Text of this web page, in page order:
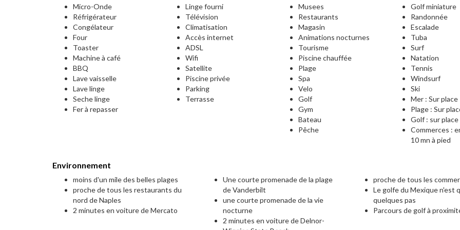
Micro-Onde
Réfrigérateur
Congélateur
Four
Toaster
Machine à café
BBQ
Lave vaisselle
Lave linge
Seche linge
Fer à repasser
Linge fourni
Télévision
Climatisation
Accès internet
ADSL
Wifi
Satellite
Piscine privée
Parking
Terrasse
Musees
Restaurants
Magasin
Animations nocturnes
Tourisme
Piscine chauffée
Plage
Spa
Velo
Golf
Gym
Bateau
Pêche
Golf miniature
Randonnée
Escalade
Tuba
Surf
Natation
Tennis
Windsurf
Ski
Mer : Sur place
Plage : Sur
Golf : sur place
Commerces :
10 mn à pied
Environnement
moins d'un mile des belles plages
proche de tous les restaurants du
nord de Naples
2 minutes en voiture de Mercato
Une courte promenade de la plage
de Vanderbilt
une courte promenade de la vie
nocturne
2 minutes en voiture de Delnor-
proche de tous les
Le golfe du Mexique n'est
quelques pas
Parcours de golf à